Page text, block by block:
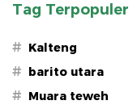
Tag Terpopuler
# Kalteng
# barito utara
# Muara teweh